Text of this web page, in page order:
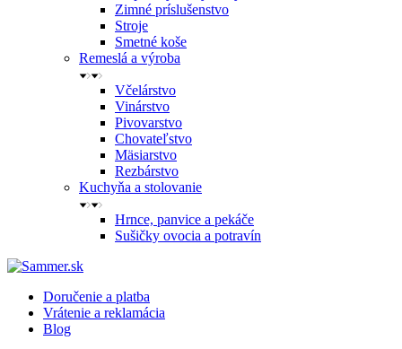
Zimné príslušenstvo
Stroje
Smetné koše
Remeslá a výroba
Včelárstvo
Vinárstvo
Pivovarstvo
Chovateľstvo
Mäsiarstvo
Rezbárstvo
Kuchyňa a stolovanie
Hrnce, panvice a pekáče
Sušičky ovocia a potravín
Doručenie a platba
Vrátenie a reklamácia
Blog